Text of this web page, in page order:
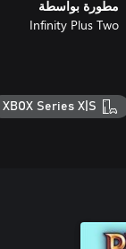
مطورة بواسطة
Infinity Plus Two
XBOX Series X|S